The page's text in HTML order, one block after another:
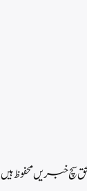
خبریں محفوظ ہیں 2025